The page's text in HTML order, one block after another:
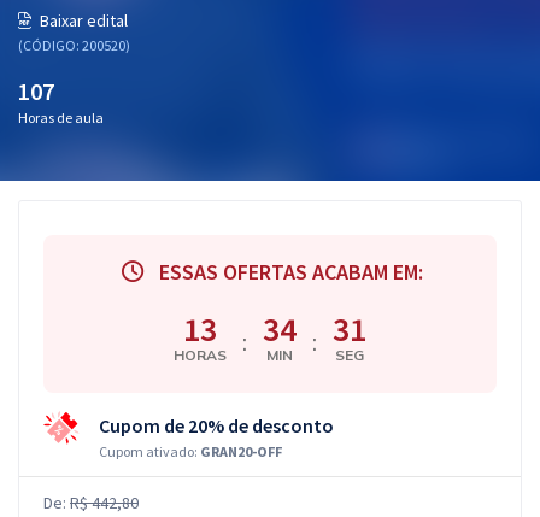
Conteúdo gratuito
Atendimento
Baixar edital
(CÓDIGO: 200520)
107
Horas de aula
ESSAS OFERTAS ACABAM EM:
13
HORAS : 34
MIN : 30
SEG
Cupom de 20% de desconto
Cupom ativado: GRAN20-OFF
De: R$ 442,80